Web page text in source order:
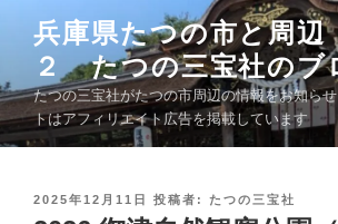
ン
ツ
へ
兵庫県たつの市と周
２ たつの三宝社のブ
たつの三宝社がたつの市周辺の情報をお知ら
トはアフィリエイト広告を掲載しています
投
稿
2025年12月11日 投稿者: たつの三宝社